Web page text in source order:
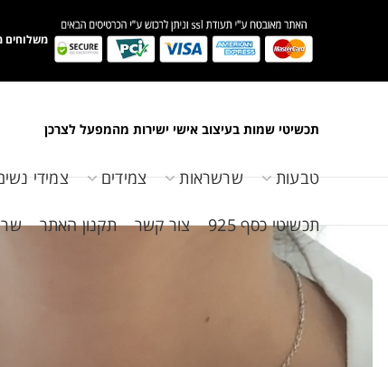
משלוחים
תכשיטי שמות בעיצוב אישי ישירות מהמפעל לצרכן
טבעות שרשראות צמידים צמידי
תכשיטי כסף 925 צור קשר תקנון האתר